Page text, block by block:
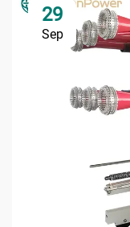
29
Sep